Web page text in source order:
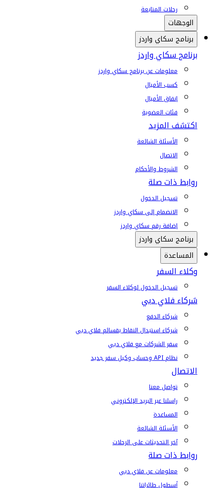
رحلات المتابعة
الوجهات
برنامج سكاي واردز
برنامج سكاي واردز
معلومات عن برنامج سكاي واردز
كسب الأميال
إنفاق الأميال
فئات العضوية
اكتشف المزيد
الأسئلة الشائعة
الاتصال
الشروط والأحكام
روابط ذات صلة
تسجيل الدخول
الانضمام إلى سكاي واردز
إضافة رقم سكاي واردز
برنامج سكاي واردز
المساعدة
وكلاء السفر
تسجيل الدخول لوكلاء السفر
شركاء فلاي دبي
شركاء الدفع
شركاء استبدال النقاط بقسائم فلاي دبي
سفر الشركات مع فلاي دبي
نظام API وحساب وكيل سفر جديد
الاتصال
تواصل معنا
راسلنا عبر البريد الإلكتروني
المساعدة
الأسئلة الشائعة
آخر التحديثات على الرحلات
روابط ذات صلة
معلومات عن فلاي دبي
أسطول طائراتنا